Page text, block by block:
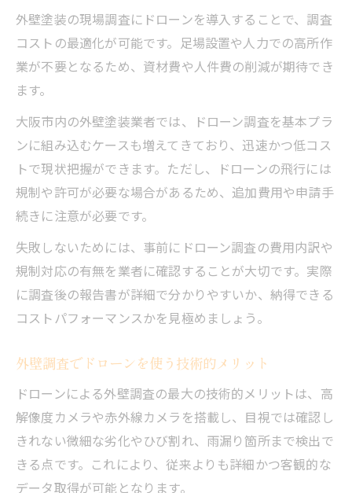
外壁塗装の現場調査にドローンを導入することで、調査
コストの最適化が可能です。足場設置や人力での高所作
業が不要となるため、資材費や人件費の削減が期待でき
ます。
大阪市内の外壁塗装業者では、ドローン調査を基本プラ
ンに組み込むケースも増えてきており、迅速かつ低コス
トで現状把握ができます。ただし、ドローンの飛行には
規制や許可が必要な場合があるため、追加費用や申請手
続きに注意が必要です。
失敗しないためには、事前にドローン調査の費用内訳や
規制対応の有無を業者に確認することが大切です。実際
に調査後の報告書が詳細で分かりやすいか、納得できる
コストパフォーマンスかを見極めましょう。
外壁調査でドローンを使う技術的メリット
ドローンによる外壁調査の最大の技術的メリットは、高
解像度カメラや赤外線カメラを搭載し、目視では確認し
きれない微細な劣化やひび割れ、雨漏り箇所まで検出で
きる点です。これにより、従来よりも詳細かつ客観的な
データ取得が可能となります。